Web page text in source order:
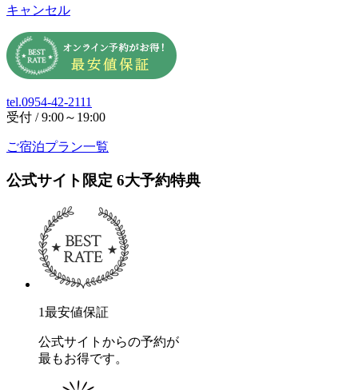
キャンセル
tel.0954-42-2111
受付 / 9:00～19:00
ご宿泊プラン一覧
公式サイト限定 6大予約特典
1最安値保証
公式サイトからの予約が
最もお得です。